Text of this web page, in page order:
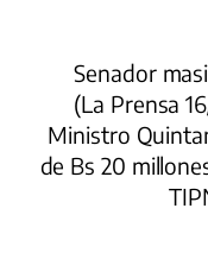
Senador
(La Prensa
Ministro
de Bs 20